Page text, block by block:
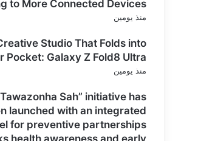
to More Connected Devices
منذ يومين
Studio That Folds into
Pocket: Galaxy Z Fold8 Ultra
منذ يومين
Sah” initiative has
launched with an integrated
for preventive partnerships
health awareness and early